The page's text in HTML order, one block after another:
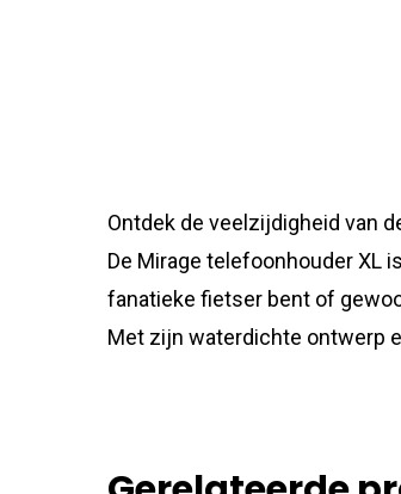
Ontdek de veelzijdigheid van
De Mirage telefoonhouder XL
fanatieke fietser bent of
Met zijn waterdichte ontwerp